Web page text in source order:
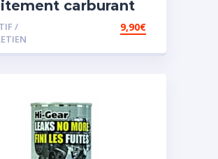
carburant
diesel
/
9,90€